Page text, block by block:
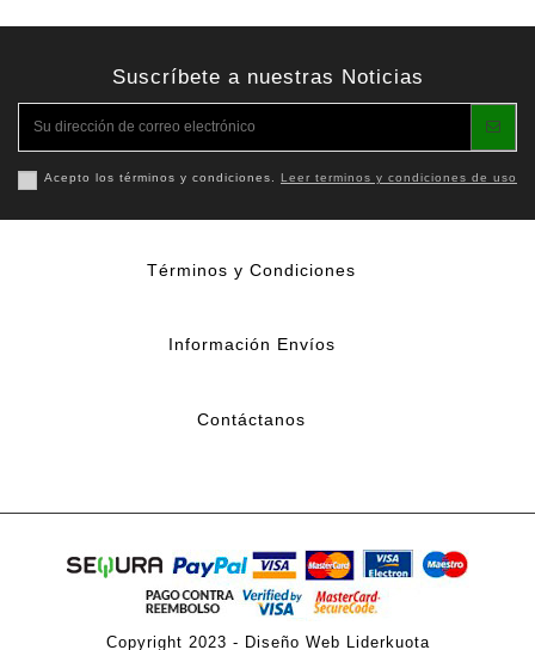
Suscríbete a nuestras Noticias
Acepto los términos y condiciones. Leer terminos y condiciones de uso
Términos y Condiciones
Información Envíos
Contáctanos
Copyright 2023 - Diseño Web Liderkuota